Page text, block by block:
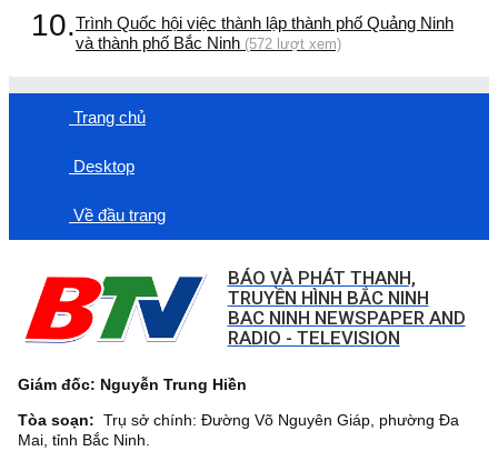
10.Trình Quốc hội việc thành lập thành phố Quảng Ninh
và thành phố Bắc Ninh (572 lượt xem)
Trang chủ
Desktop
Về đầu trang
BÁO VÀ PHÁT THANH,
TRUYỀN HÌNH BẮC NINH
BAC NINH NEWSPAPER AND
RADIO - TELEVISION
Giám đốc: Nguyễn Trung Hiền
Tòa soạn: Trụ sở chính: Đường Võ Nguyên Giáp, phường Đa
Mai, tỉnh Bắc Ninh.